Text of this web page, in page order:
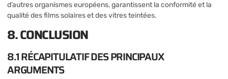
d’autres organismes européens, garantissent la conformité et la
qualité des films solaires et des vitres teintées.
8. CONCLUSION
8.1 RÉCAPITULATIF DES PRINCIPAUX
ARGUMENTS